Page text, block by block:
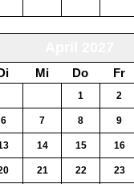
Mi Do Fr
1 2
6 7 8 9
14 15 16
21 22 23